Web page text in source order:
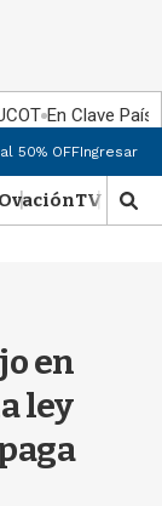
En Clave País
50% OFFIngresar
OvaciónTV Show
M
o
en
ley